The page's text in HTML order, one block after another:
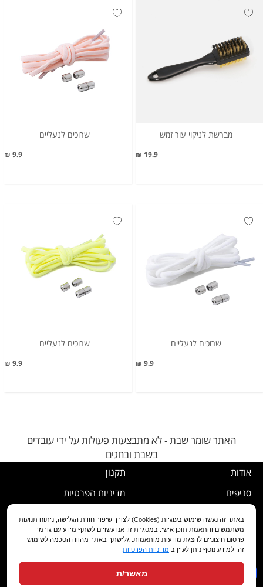
מברשת לניקוי עור זמש
19.9 ₪
שרוכים לנעליים
9.9 ₪
שרוכים לנעליים
9.9 ₪
שרוכים לנעליים
9.9 ₪
האתר שומר שבת - לא מתבצעות פעולות על ידי עובדים
בשבת ובחגים
אודות
סניפים
שירות לקוחות
מועדון לקוחות
תקנון
מדיניות הפרטיות
נוהל ביטול עסקה
מדיניות החלפה/החזרה/ביטול
הצהרת נגישות
באתר זה נעשה שימוש בעוגיות (Cookies) לצורך שיפור חווית הגלישה, ניתוח תנועות
משתמשים והתאמת תוכן אישי. במסגרת זו, אנו עשויים לשתף מידע עם גורמי
פרסום חיצוניים להצגת מודעות מותאמות. גלישתך באתר מהווה הסכמה לשימוש
זה. למידע נוסף ניתן לעיין ב מדיניות הפרטיות
מאשר/ת